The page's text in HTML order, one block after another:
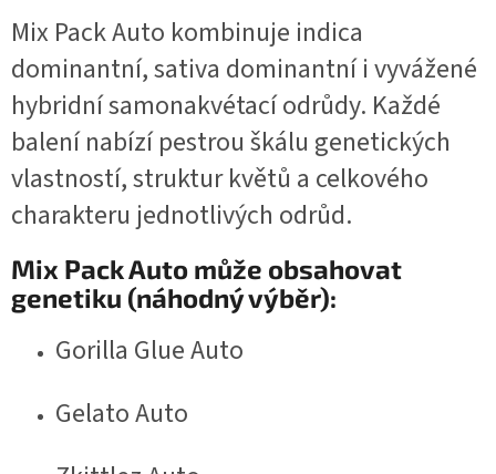
Mix Pack Auto kombinuje indica
dominantní, sativa dominantní i vyvážené
hybridní samonakvétací odrůdy. Každé
balení nabízí pestrou škálu genetických
vlastností, struktur květů a celkového
charakteru jednotlivých odrůd.
Mix Pack Auto může obsahovat
genetiku (náhodný výběr):
Gorilla Glue Auto
Gelato Auto